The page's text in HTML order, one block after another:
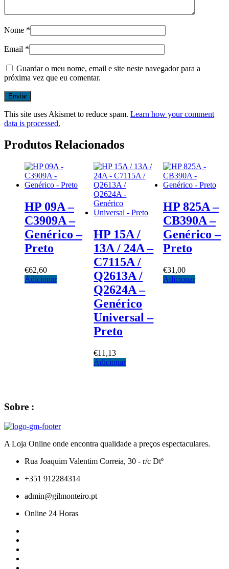
Nome *
Email *
Guardar o meu nome, email e site neste navegador para a
próxima vez que eu comentar.
This site uses Akismet to reduce spam. Learn how your comment
data is processed.
Produtos Relacionados
HP 09A –
C3909A –
Genérico –
Preto
€62,60
Adicionar
HP 15A /
13A / 24A –
C7115A /
Q2613A /
Q2624A –
Genérico
Universal –
Preto
€11,13
Adicionar
HP 825A –
CB390A –
Genérico –
Preto
€31,00
Adicionar
Sobre :
A Loja Online onde encontra qualidade a preços espectaculares.
Rua Joaquim Valentim Correia, 30 - r/c Dtº
+351 912284314
admin@gilmonteiro.pt
Online 24 Horas